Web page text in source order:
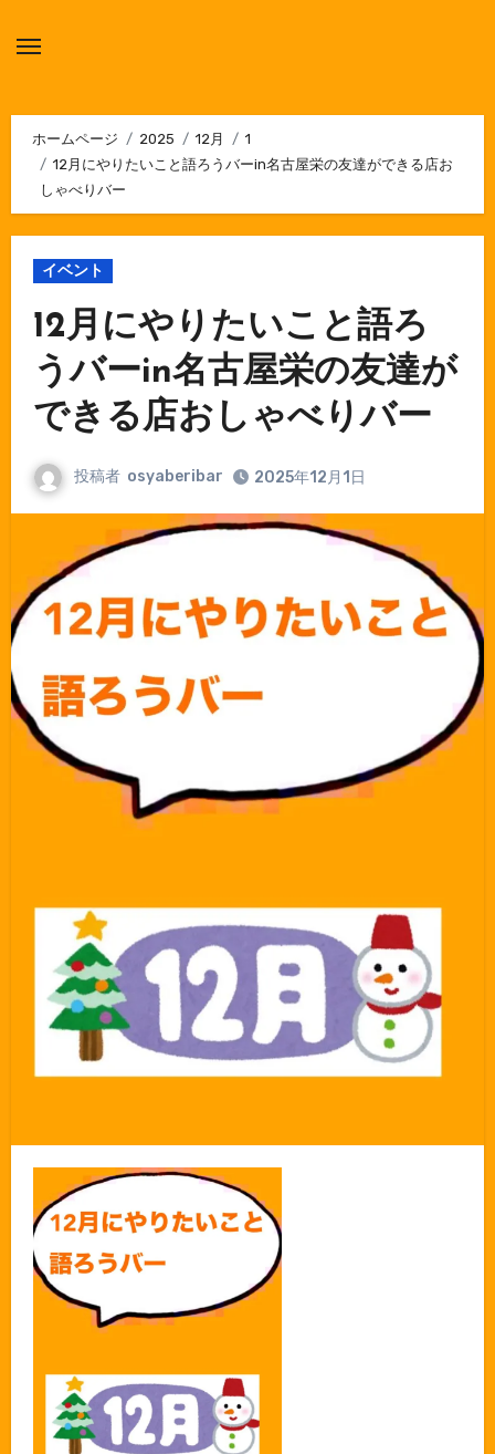
ホームページ 2025 12月
1
12月にやりたいこと語ろうバーin名古屋栄の友達ができる店お
しゃべりバー
イベント
12月にやりたいこと語ろ
うバーin名古屋栄の友達が
できる店おしゃべりバー
投稿者 osyaberibar 2025年12月1日